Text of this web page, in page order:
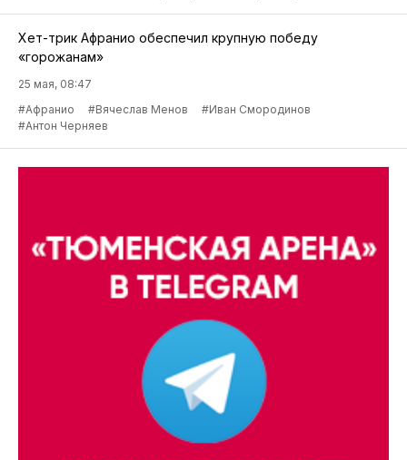
Хет-трик Афранио обеспечил крупную победу
«горожанам»
25 мая, 08:47
#Афранио
#Вячеслав Менов
#Иван Смородинов
#Антон Черняев